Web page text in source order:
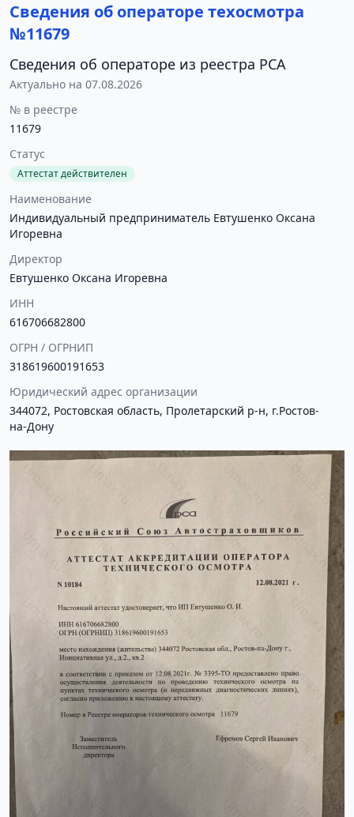
Сведения об операторе техосмотра
№11679
Сведения об операторе из реестра РСА
Актуально на 07.08.2026
№ в реестре
11679
Статус
Аттестат действителен
Наименование
Индивидуальный предприниматель Евтушенко Оксана
Игоревна
Директор
Евтушенко Оксана Игоревна
ИНН
616706682800
ОГРН / ОГРНИП
318619600191653
Юридический адрес организации
344072, Ростовская область, Пролетарский р-н, г.Ростов-
на-Дону